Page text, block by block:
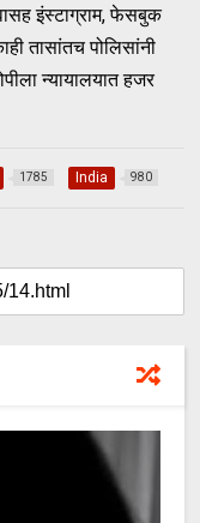
इंस्टाग्राम, फेसबुक
तासांतच पोलिसांनी
न्यायालयात हजर
1785 India 980